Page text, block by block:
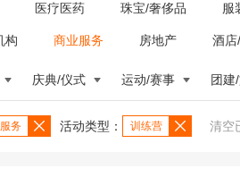
医疗医药 珠宝/奢侈品 服
构 商业服务 房地产 酒店
庆典/仪式 运动/赛事 团建
务 活动类型： 训练营 清空